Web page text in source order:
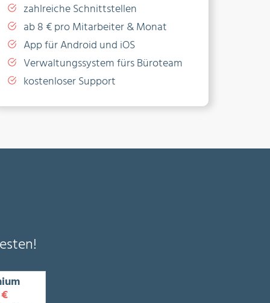
zahlreiche Schnittstellen
ab 8 € pro Mitarbeiter & Monat
App für Android und iOS
Verwaltungssystem fürs Büroteam
kostenloser Support